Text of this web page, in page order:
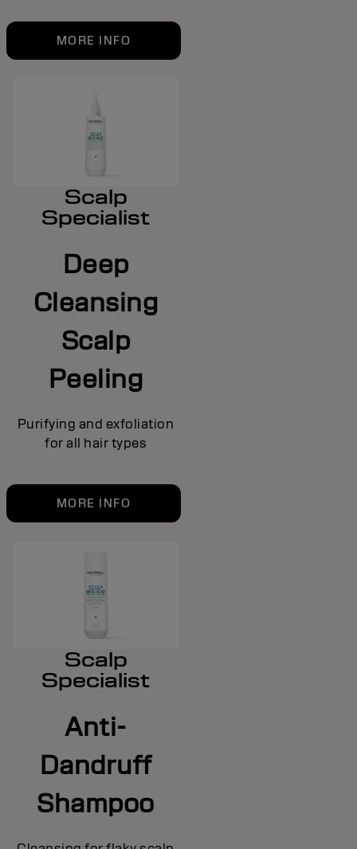
MORE INFO
Scalp
Specialist
Deep
Cleansing
Scalp
Peeling
Purifying and exfoliation
for all hair types
MORE INFO
Scalp
Specialist
Anti-
Dandruff
Shampoo